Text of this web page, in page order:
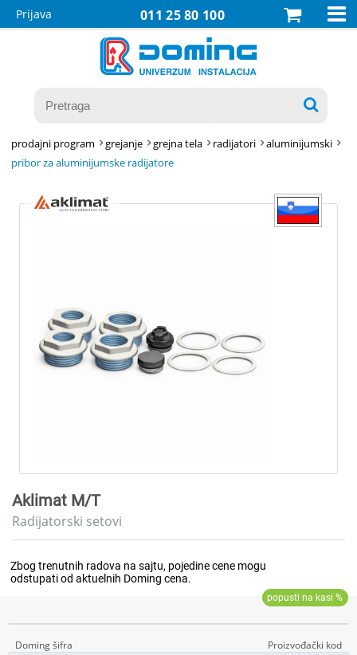
011 25 80 100
Prijava 

prodajni program grejanje grejna tela radijatori
aluminijumski
pribor za aluminijumske radijatore
Aklimat M/T
Radijatorski setovi